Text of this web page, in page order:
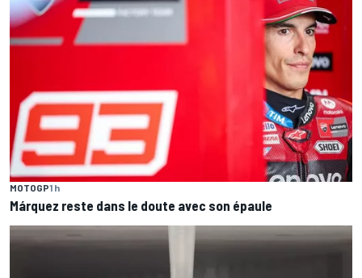
MOTOGP1 h
Márquez reste dans le doute avec son épaule